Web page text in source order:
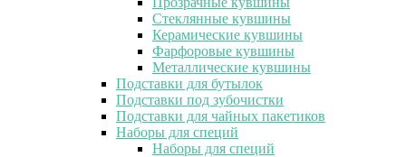
Стеклянные кувшины
Керамические кувшины
Фарфоровые кувшины
Металлические кувшины
Подставки для бутылок
Подставки под зубочистки
Подставки для чайных пакетиков
Наборы для специй
Наборы для специй